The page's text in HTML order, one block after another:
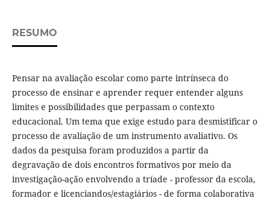
RESUMO
Pensar na avaliação escolar como parte intrínseca do
processo de ensinar e aprender requer entender alguns
limites e possibilidades que perpassam o contexto
educacional. Um tema que exige estudo para desmistificar o
processo de avaliação de um instrumento avaliativo. Os
dados da pesquisa foram produzidos a partir da
degravação de dois encontros formativos por meio da
investigação-ação envolvendo a tríade - professor da escola,
formador e licenciandos/estagiários - de forma colaborativa